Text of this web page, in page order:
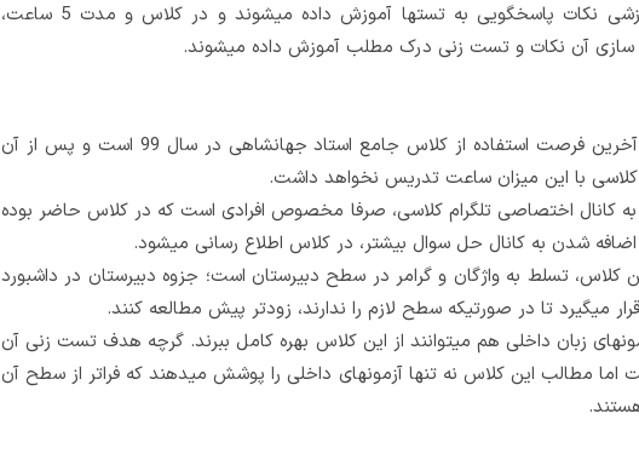
ویدئوی آموزشی نکات پاسخگویی به تستها آموزش داده میشوند و در کلاس و مدت 5 ساعت،
سازی آن نکات و تست زنی درک مطلب آموزش داده میشوند.
کلاس پاییز آخرین فرصت استفاده از کلاس جامع استاد جهانشاهی در سال 99 است و پس از آن
کلاسی با این میزان ساعت تدریس نخواهد داشت.
کانال اختصاصی تلگرام کلاسی، صرفا مخصوص افرادی است که در کلاس حاضر بوده
شدن به کانال حل سوال بیشتر، در کلاس اطلاع رسانی میشود.
کلاس، تسلط به واژگان و گرامر در سطح دبیرستان است؛ جزوه دبیرستان در داشبورد
میگیرد تا در صورتیکه سطح لازم را ندارند، زودتر پیش مطالعه کنند.
زبان داخلی هم میتوانند از این کلاس بهره کامل ببرند. گرچه هدف تست زنی آن
اما مطالب این کلاس نه تنها آزمونهای داخلی را پوشش میدهند که فراتر از سطح آن